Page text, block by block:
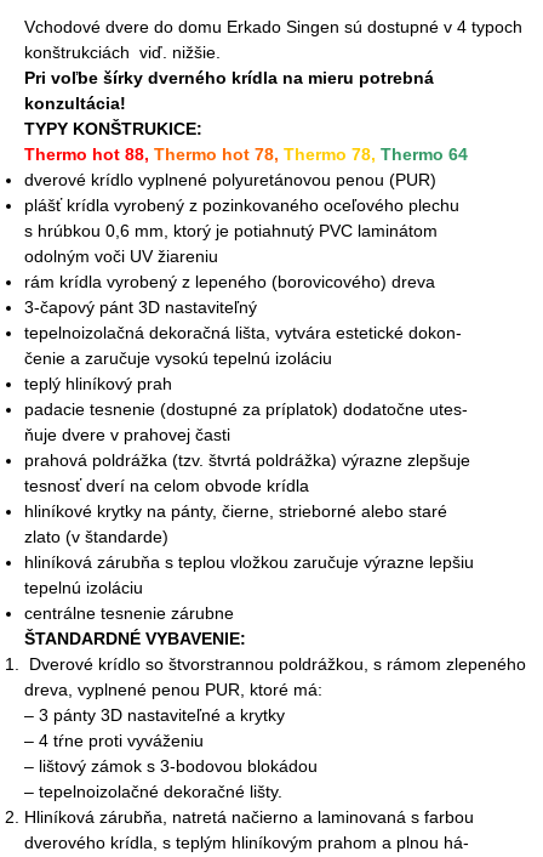
Vchodové dvere do domu Erkado Singen sú dostupné v 4 typoch
konštrukciách viď. nižšie.
Pri voľbe šírky dverného krídla na mieru potrebná
konzultácia!
TYPY KONŠTRUKICE:
Thermo hot 88, Thermo hot 78, Thermo 78, Thermo 64
dverové krídlo vyplnené polyuretánovou penou (PUR)
plášť krídla vyrobený z pozinkovaného oceľového plechu
s hrúbkou 0,6 mm, ktorý je potiahnutý PVC laminátom
odolným voči UV žiareniu
rám krídla vyrobený z lepeného (borovicového) dreva
3-čapový pánt 3D nastaviteľný
tepelnoizolačná dekoračná lišta, vytvára estetické dokon-
čenie a zaručuje vysokú tepelnú izoláciu
teplý hliníkový prah
padacie tesnenie (dostupné za príplatok) dodatočne utes-
ňuje dvere v prahovej časti
prahová poldrážka (tzv. štvrtá poldrážka) výrazne zlepšuje
tesnosť dverí na celom obvode krídla
hliníkové krytky na pánty, čierne, strieborné alebo staré
zlato (v štandarde)
hliníková zárubňa s teplou vložkou zaručuje výrazne lepšiu
tepelnú izoláciu
centrálne tesnenie zárubne
ŠTANDARDNÉ VYBAVENIE:
Dverové krídlo so štvorstrannou poldrážkou, s rámom zlepeného
dreva, vyplnené penou PUR, ktoré má:
– 3 pánty 3D nastaviteľné a krytky
– 4 tŕne proti vyváženiu
– lištový zámok s 3-bodovou blokádou
– tepelnoizolačné dekoračné lišty.
Hliníková zárubňa, natretá načierno a laminovaná s farbou
dverového krídla, s teplým hliníkovým prahom a plnou há-